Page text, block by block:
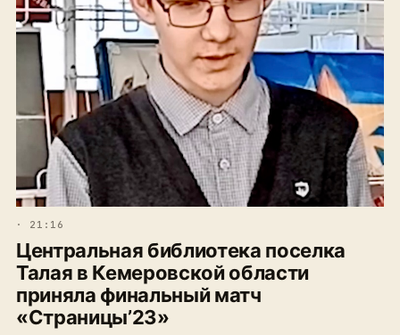
· 21:16
Центральная библиотека поселка
Талая в Кемеровской области
приняла финальный матч
«Страницы’23»